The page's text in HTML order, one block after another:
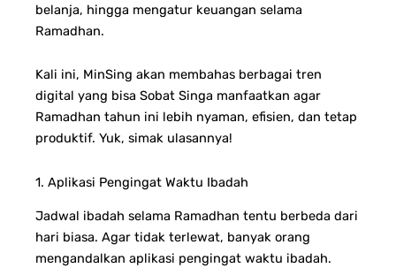
belanja, hingga mengatur keuangan selama
Ramadhan.
Kali ini, MinSing akan membahas berbagai tren
digital yang bisa Sobat Singa manfaatkan agar
Ramadhan tahun ini lebih nyaman, efisien, dan tetap
produktif. Yuk, simak ulasannya!
1. Aplikasi Pengingat Waktu Ibadah
Jadwal ibadah selama Ramadhan tentu berbeda dari
hari biasa. Agar tidak terlewat, banyak orang
mengandalkan aplikasi pengingat waktu ibadah.